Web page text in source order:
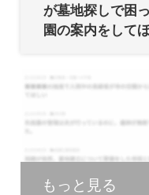
が墓地探しで困
園の案内をして
もっと見る